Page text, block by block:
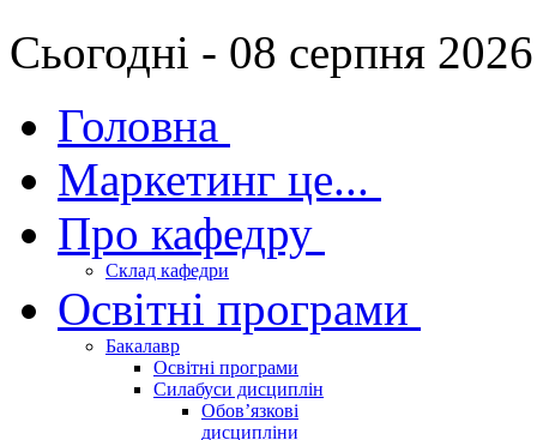
Сьогодні - 08 серпня
Головна
Маркетинг це...
Про кафедру
Склад кафедри
Освітні програми
Бакалавр
Освітні програми
Силабуси дисциплін
Обов’язкові
дисципліни